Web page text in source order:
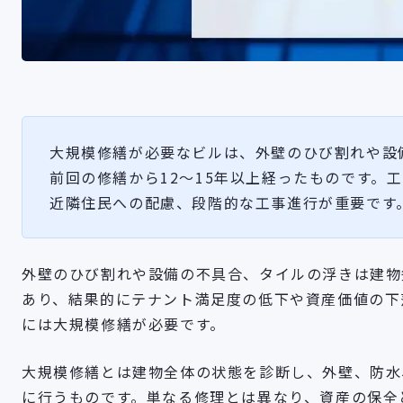
大規模修繕が必要なビルは、外壁のひび割れや
前回の修繕から12〜15年以上経ったものです。
近隣住民への配慮、段階的な工事進行が重要です
外壁のひび割れや設備の不具合、タイルの浮きは建
あり、結果的にテナント満足度の低下や資産価値の
には大規模修繕が必要です。
大規模修繕とは建物全体の状態を診断し、外壁、防
に行うものです。単なる修理とは異なり、資産の保